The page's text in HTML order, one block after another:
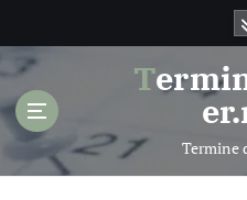
t
Terminkalend
Termine